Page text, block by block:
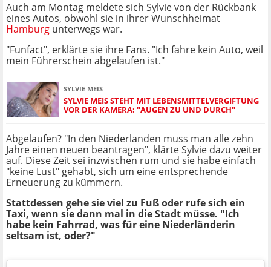
Auch am Montag meldete sich Sylvie von der Rückbank
eines Autos, obwohl sie in ihrer Wunschheimat
Hamburg unterwegs war.
"Funfact", erklärte sie ihre Fans. "Ich fahre kein Auto, weil
mein Führerschein abgelaufen ist."
SYLVIE MEIS
SYLVIE MEIS STEHT MIT LEBENSMITTELVERGIFTUNG
VOR DER KAMERA: "AUGEN ZU UND DURCH"
Abgelaufen? "In den Niederlanden muss man alle zehn
Jahre einen neuen beantragen", klärte Sylvie dazu weiter
auf. Diese Zeit sei inzwischen rum und sie habe einfach
"keine Lust" gehabt, sich um eine entsprechende
Erneuerung zu kümmern.
Stattdessen gehe sie viel zu Fuß oder rufe sich ein
Taxi, wenn sie dann mal in die Stadt müsse. "Ich
habe kein Fahrrad, was für eine Niederländerin
seltsam ist, oder?"